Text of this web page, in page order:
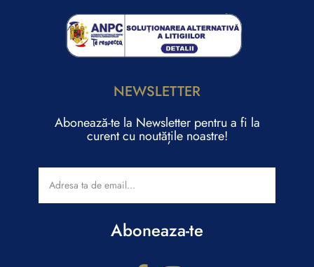
NEWSLETTER
Abonează-te la Newsletter pentru a fi la
curent cu noutățile noastre!
Aboneaza-te